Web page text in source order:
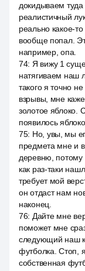
докидываем
реалистичный
реально какое-
вообще попал.
например, опа.
74: Я вижу 1
натягиваем наш
такого я точно
взрывы, мне
золотое яблоко.
появилось яблоко.
75: Но, увы, мы
предмета мне и
деревню,
как раз-таки
требует мой
он отдаст нам
наконец.
76: Дайте мне
поможет мне
следующий наш
футболка. Стоп,
собственная